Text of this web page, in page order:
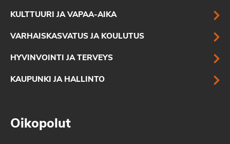
KULTTUURI JA VAPAA-AIKA
VARHAISKASVATUS JA KOULUTUS
HYVINVOINTI JA TERVEYS
KAUPUNKI JA HALLINTO
Oikopolut